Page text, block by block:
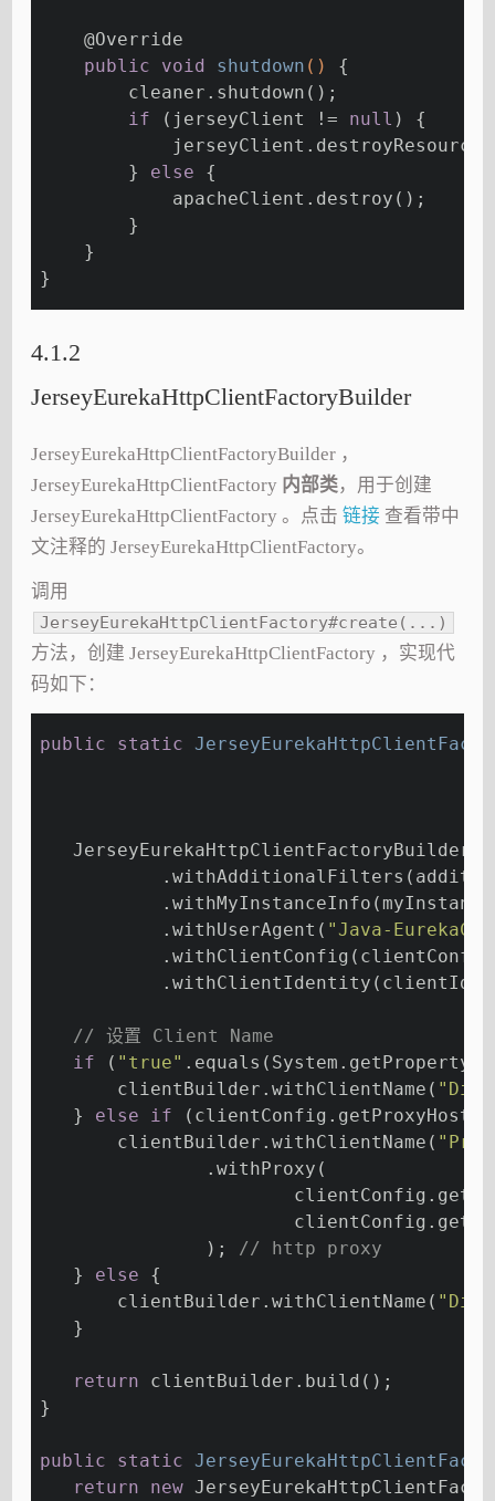
@Override
public
void shutdown ()
{
        cleaner.shutdown();
if (jerseyClient != null ) {
        }
else {
            apacheClient.destroy();
        }
    }
}
4.1.2
JerseyEurekaHttpClientFactoryBuilder
JerseyEurekaHttpClientFactoryBuilder ，
JerseyEurekaHttpClientFactory 内部类，用于创建
JerseyEurekaHttpClientFactory 。点击链接 查看带中
文注释的 JerseyEurekaHttpClientFactory。
调用
JerseyEurekaHttpClientFactory#create(...)
方法，创建 JerseyEurekaHttpClientFactory ，实现代
码如下：
public static
JerseyEurekaHttpClientFactoryBuilder
           .withUserAgent(
"Java-
// 设置 Client Name
if ( "true" .equals(System.getProperty(
       clientBuilder.withClientName(
   }
else if
       clientBuilder.withClientName(
               .withProxy(
               );
// http proxy
   }
else {
       clientBuilder.withClientName(
   }
return clientBuilder.build();
}
public static
return
new